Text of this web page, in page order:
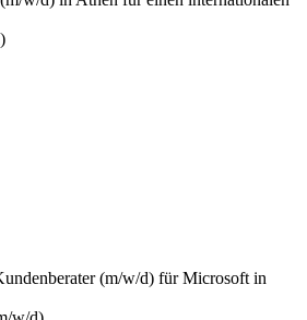
(m/w/d) für Microsoft in